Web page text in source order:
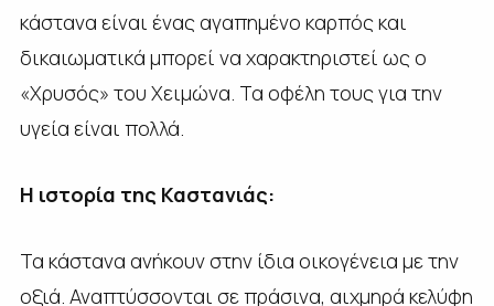
κάστανα είναι ένας αγαπημένο καρπός και
δικαιωματικά μπορεί να χαρακτηριστεί ως ο
«Χρυσός» του Χειμώνα. Τα οφέλη τους για την
υγεία είναι πολλά.
Η ιστορία της Καστανιάς:
Τα κάστανα ανήκουν στην ίδια οικογένεια με την
οξιά. Αναπτύσσονται σε πράσινα, αιχμηρά κελύφη